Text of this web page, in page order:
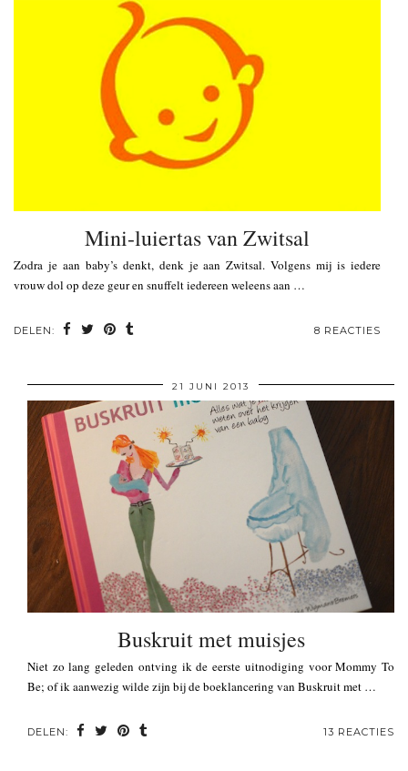
Mini-luiertas van Zwitsal
Zodra je aan baby’s denkt, denk je aan Zwitsal. Volgens mij is iedere
vrouw dol op deze geur en snuffelt iedereen weleens aan …
DELEN: 8 REACTIES
21 JUNI 2013
Buskruit met muisjes
Niet zo lang geleden ontving ik de eerste uitnodiging voor Mommy To
Be; of ik aanwezig wilde zijn bij de boeklancering van Buskruit met …
DELEN: 13 REACTIES